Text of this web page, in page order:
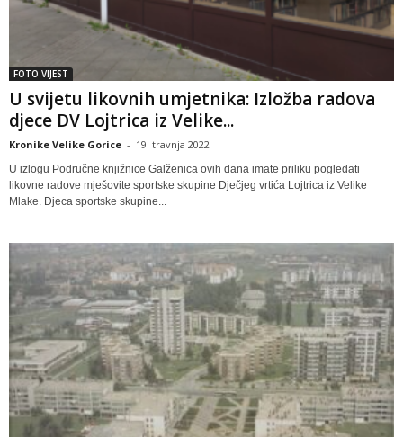
FOTO VIJEST
U svijetu likovnih umjetnika: Izložba radova
djece DV Lojtrica iz Velike...
Kronike Velike Gorice - 19. travnja 2022
U izlogu Područne knjižnice Galženica ovih dana imate priliku pogledati
likovne radove mješovite sportske skupine Dječjeg vrtića Lojtrica iz Velike
Mlake. Djeca sportske skupine...